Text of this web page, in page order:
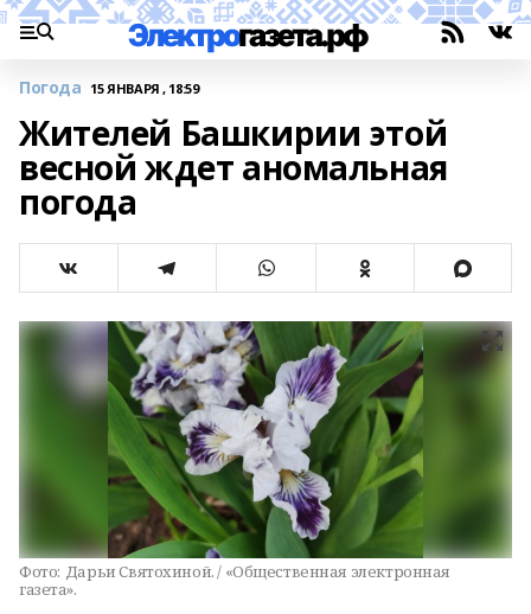
Погода 15 ЯНВАРЯ , 18:59
Жителей Башкирии этой
весной ждет аномальная
погода
Фото: Дарьи Святохиной. / «Общественная электронная
газета».